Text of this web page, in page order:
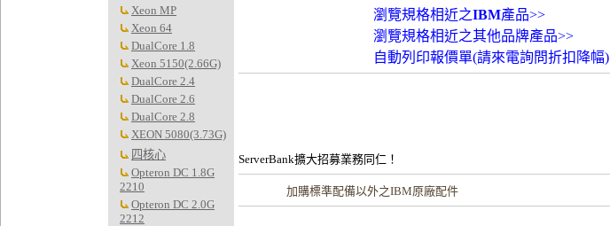
Xeon MP
Xeon 64
DualCore 1.8
Xeon 5150(2.66G)
DualCore 2.4
DualCore 2.6
DualCore 2.8
XEON 5080(3.73G)
四核心
Opteron DC 1.8G
2210
Opteron DC 2.0G
2212
瀏覽規格相近之IBM產品>>
瀏覽規格相近之其他品牌產品>>
自動列印報價單(請來電詢問折扣降幅)
ServerBank擴大招募業務同仁！
加購標準配備以外之IBM原廠配件